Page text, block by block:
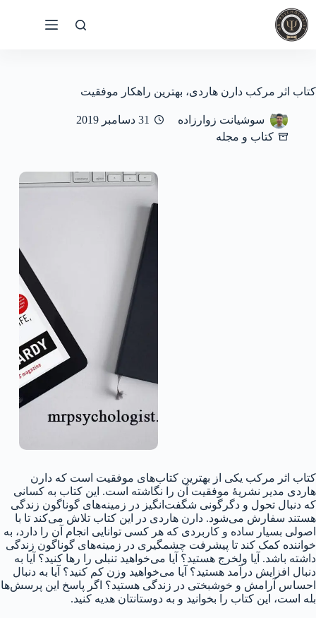
پرش
به
محتوا
کتاب اثر مرکب دارن هاردی، بهترین راهکار موفقیت
سوشیانت زوارزاده
31 دسامبر 2019
کتاب و مجله
کتاب اثر مرکب یکی از بهترین کتاب‌های موفقیت است که دارن
هاردی مدیر نشریهٔ موفقیت آن را نگاشته است. این کتاب به کسانی
که دنبال تحول و دگرگونی شگفت‌انگیز در زمینه‌های گوناگون زندگی
هستند سفارش می‌شود. دارن هاردی در این کتاب تلاش می‌کند تا با
اصولی بسیار ساده و کاربردی که هر کسی توانایی انجام آن را دارد، به
خواننده کمک کند تا پیشرفت چشمگیری در زمینه‌های گوناگون زندگی
داشته باشد. آیا ولخرج هستید؟ آیا می‌خواهید تنبلی را رها کنید؟ آیا به
دنبال افزایش درآمد هستید؟ آیا می‌خواهید وزن کم کنید؟ آیا به دنبال
احساس آرامش و خوشبختی در زندگی هستید؟ اگر پاسخ این پرسش‌ها
بله است، این کتاب را بخوانید و به دوستانتان هدیه کنید.